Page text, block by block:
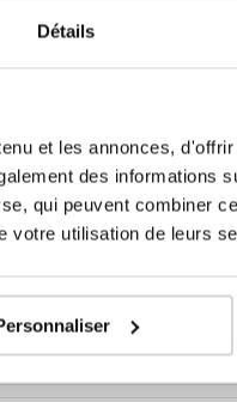
Détails
et les annonces,
des informations
qui peuvent combiner
votre utilisation de leurs
CE2 (Primaire)
(Collège)